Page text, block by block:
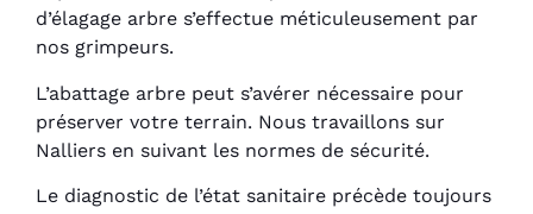
d’élagage arbre s’effectue méticuleusement par
nos grimpeurs.
L’abattage arbre peut s’avérer nécessaire pour
préserver votre terrain. Nous travaillons sur
Nalliers en suivant les normes de sécurité.
Le diagnostic de l’état sanitaire précède toujours